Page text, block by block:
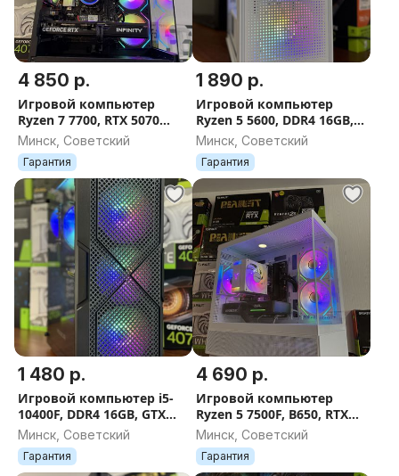
4 850 р.
Игровой компьютер
Ryzen 7 7700, RTX 5070
12GB, B650, DDR5 16GB,
SSD 512GB, 750W,
ГАРАНТИЯ 12 МЕС.
Минск, Советский
Гарантия
1 890 р.
Игровой компьютер
Ryzen 5 5600, DDR4 16GB,
RTX 2060S 8GB, SSD 480GB,
ГАРАНТИЯ 12 МЕС.
Минск, Советский
Гарантия
1 480 р.
Игровой компьютер i5-
10400F, DDR4 16GB, GTX
1660 Super, SSD 480GB,
ГАРАНТИЯ 12 МЕС.
Минск, Советский
Гарантия
4 690 р.
Игровой компьютер
Ryzen 5 7500F, B650, RTX
5060Ti 8GB, DDR5 16GB,
1TB, 700W, AM5, ГАРАНТИЯ
12 МЕС.
Минск, Советский
Гарантия